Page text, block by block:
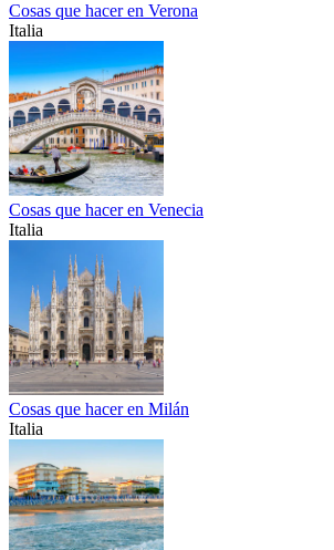
Cosas que hacer en Verona
Italia
Cosas que hacer en Venecia
Italia
Cosas que hacer en Milán
Italia